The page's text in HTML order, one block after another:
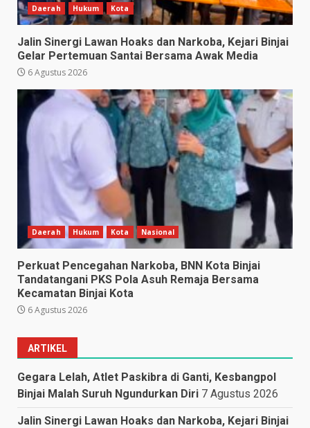
Daerah Hukum Kota
Jalin Sinergi Lawan Hoaks dan Narkoba, Kejari Binjai
Gelar Pertemuan Santai Bersama Awak Media
6 Agustus 2026
Daerah Hukum Kota Nasional
Perkuat Pencegahan Narkoba, BNN Kota Binjai
Tandatangani PKS Pola Asuh Remaja Bersama
Kecamatan Binjai Kota
6 Agustus 2026
ARTIKEL
Gegara Lelah, Atlet Paskibra di Ganti, Kesbangpol
Binjai Malah Suruh Ngundurkan Diri 7 Agustus 2026
Jalin Sinergi Lawan Hoaks dan Narkoba, Kejari Binjai